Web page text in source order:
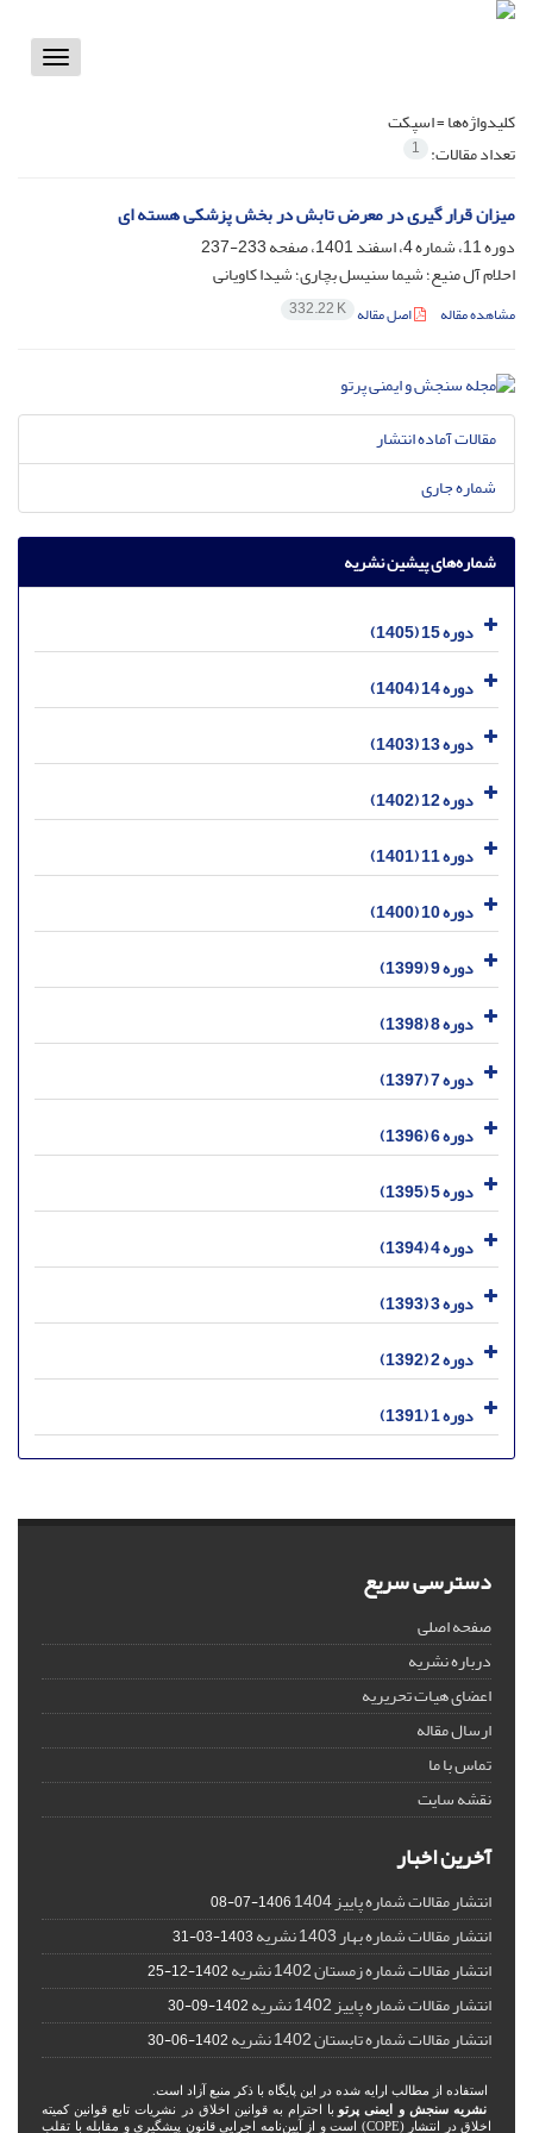
Toggle
کلیدواژه‌ها =اسپکت
تعداد مقالات: 1
میزان قرار گیری در معرض تابش در بخش پزشکی هسته ای
دوره 11، شماره 4، اسفند 1401، صفحه
233-237
احلام آل منیع؛ شیما سنیسل بچاری؛ شیدا کاویانی
مشاهده مقاله اصل مقاله 332.22 K
مقالات آماده انتشار
شماره جاری
شماره‌های پیشین نشریه
دوره 15 (1405)
دوره 14 (1404)
دوره 13 (1403)
دوره 12 (1402)
دوره 11 (1401)
دوره 10 (1400)
دوره 9 (1399)
دوره 8 (1398)
دوره 7 (1397)
دوره 6 (1396)
دوره 5 (1395)
دوره 4 (1394)
دوره 3 (1393)
دوره 2 (1392)
دوره 1 (1391)
دسترسی سریع
صفحه اصلی
درباره نشریه
اعضای هیات تحریریه
ارسال مقاله
تماس با ما
نقشه سایت
آخرین اخبار
انتشار مقالات شماره پاییز 1404 1406-07-08
انتشار مقالات شماره بهار 1403 نشریه 1403-03-31
انتشار مقالات شماره زمستان 1402 نشریه 1402-12-25
انتشار مقالات شماره پاییز 1402 نشریه 1402-09-30
انتشار مقالات شماره تابستان 1402 نشریه 1402-06-30
استفاده از مطالب ارایه شده در این پایگاه با ذکر منبع آزاد است.
نشریه سنجش و ایمنی پرتو با احترام به قوانین اخلاق در نشریات تابع قوانین کمیته
اخلاق در انتشار (COPE) است و از آیین‌نامه اجرایی قانون پیشگیری و مقابله با تقلب